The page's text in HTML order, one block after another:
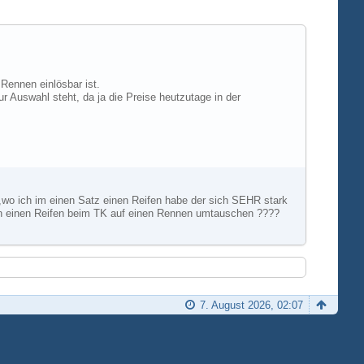
einlösbar ist.
Auswahl steht, da ja die Preise heutzutage in der
ich im einen Satz einen Reifen habe der sich SEHR stark
Reifen beim TK auf einen Rennen umtauschen ????
7. August 2026, 02:07